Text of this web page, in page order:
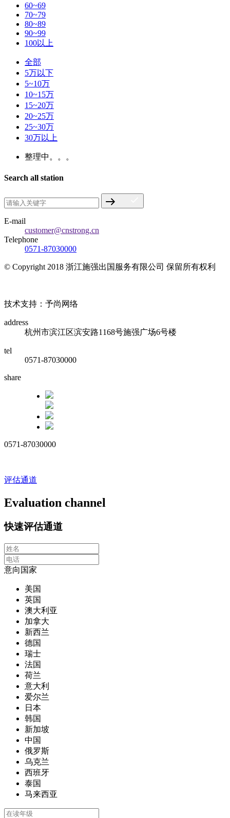
60~69
70~79
80~89
90~99
100以上
全部
5万以下
5~10万
10~15万
15~20万
20~25万
25~30万
30万以上
整理中。。。
Search all station
E-mail
customer@cnstrong.cn
Telephone
0571-87030000
© Copyright 2018 浙江施强出国服务有限公司 保留所有权利
技术支持：予尚网络
address
杭州市滨江区滨安路1168号施强广场6号楼
tel
0571-87030000
share
0571-87030000
评估通道
Evaluation channel
快速评估通道
意向国家
美国
英国
澳大利亚
加拿大
新西兰
德国
瑞士
法国
荷兰
意大利
爱尔兰
日本
韩国
新加坡
中国
俄罗斯
乌克兰
西班牙
泰国
马来西亚